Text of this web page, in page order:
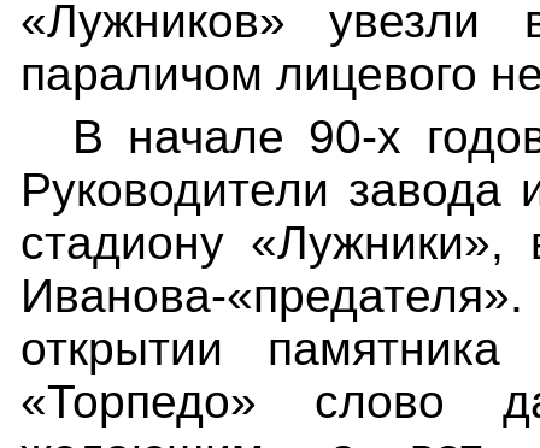
«Лужников»
параличом лицевого
В начале 90-х
Руководители завода
стадиону
Иванова-
открытии
«Торпедо» слово